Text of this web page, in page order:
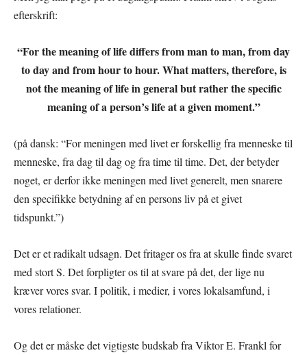
efterskrift:
“For the meaning of life differs from man to man, from day
to day and from hour to hour.What matters, therefore, is
not the meaning of life in generalbut rather the specific
meaning of a person’s life at a given moment.”
(på dansk: “For meningen med livet er forskellig fra menneske til
menneske, fra dag til dag og fra time til time. Det, der betyder
noget, er derfor ikke meningen med livet generelt, men snarere
den specifikke betydning af en persons liv på et givet
tidspunkt.”)
Det er et radikalt udsagn. Det fritager os fra at skulle finde svaret
med stort S. Det forpligter os til at svare på det, der lige nu
kræver vores svar. I politik, i medier, i vores lokalsamfund, i
vores relationer.
Og det er måske det vigtigste budskab fra Viktor E. Frankl for